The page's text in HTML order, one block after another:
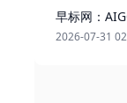
早标网：
2026-07-31